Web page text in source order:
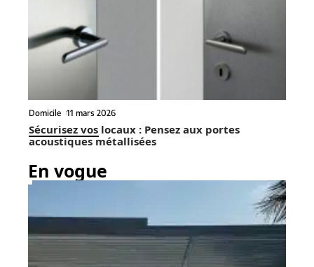
Domicile 11 mars 2026
Sécurisez vos locaux : Pensez aux portes
acoustiques métallisées
En vogue